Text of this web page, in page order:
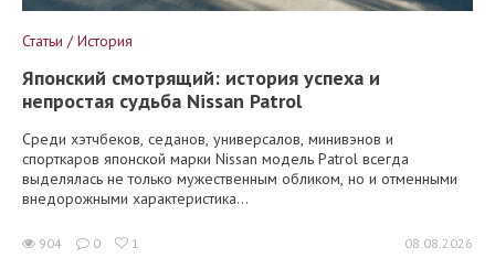
Статьи / История
Японский смотрящий: история успеха и
непростая судьба Nissan Patrol
Среди хэтчбеков, седанов, универсалов, минивэнов и
спорткаров японской марки Nissan модель Patrol всегда
выделялась не только мужественным обликом, но и отменными
внедорожными характеристика...
904 0 1 08.08.2026